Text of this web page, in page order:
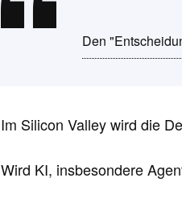
Den
Im Silicon Valley wird die
Wird KI, insbesondere